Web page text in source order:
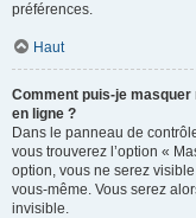
préférences.
Haut
Comment puis-je masquer
en ligne ?
Dans le panneau de
vous trouverez l’option «
option, vous ne serez
vous-même. Vous serez
invisible.